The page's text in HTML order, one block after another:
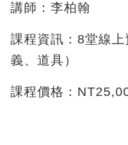
講師：李柏翰
課程資訊：8堂線
義、道具）
課程價格：